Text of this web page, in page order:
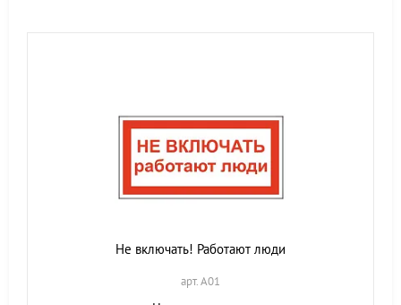
Не включать! Работают люди
арт. A01